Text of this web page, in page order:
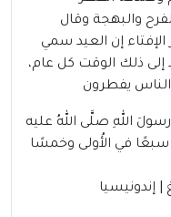
والبهجة وقال
إن العيد سمي
إلى ذلك الوقت كل عام،
يفطرون
اللهِ صلَّى اللهُ عليه
في الأُولى وخمسًا